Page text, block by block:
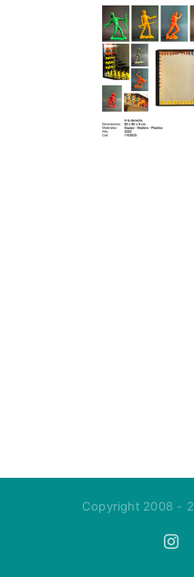
Copyright 2008 -